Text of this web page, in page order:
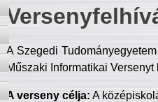
A Szegedi
Műszaki Informatikai
A verseny célja: A